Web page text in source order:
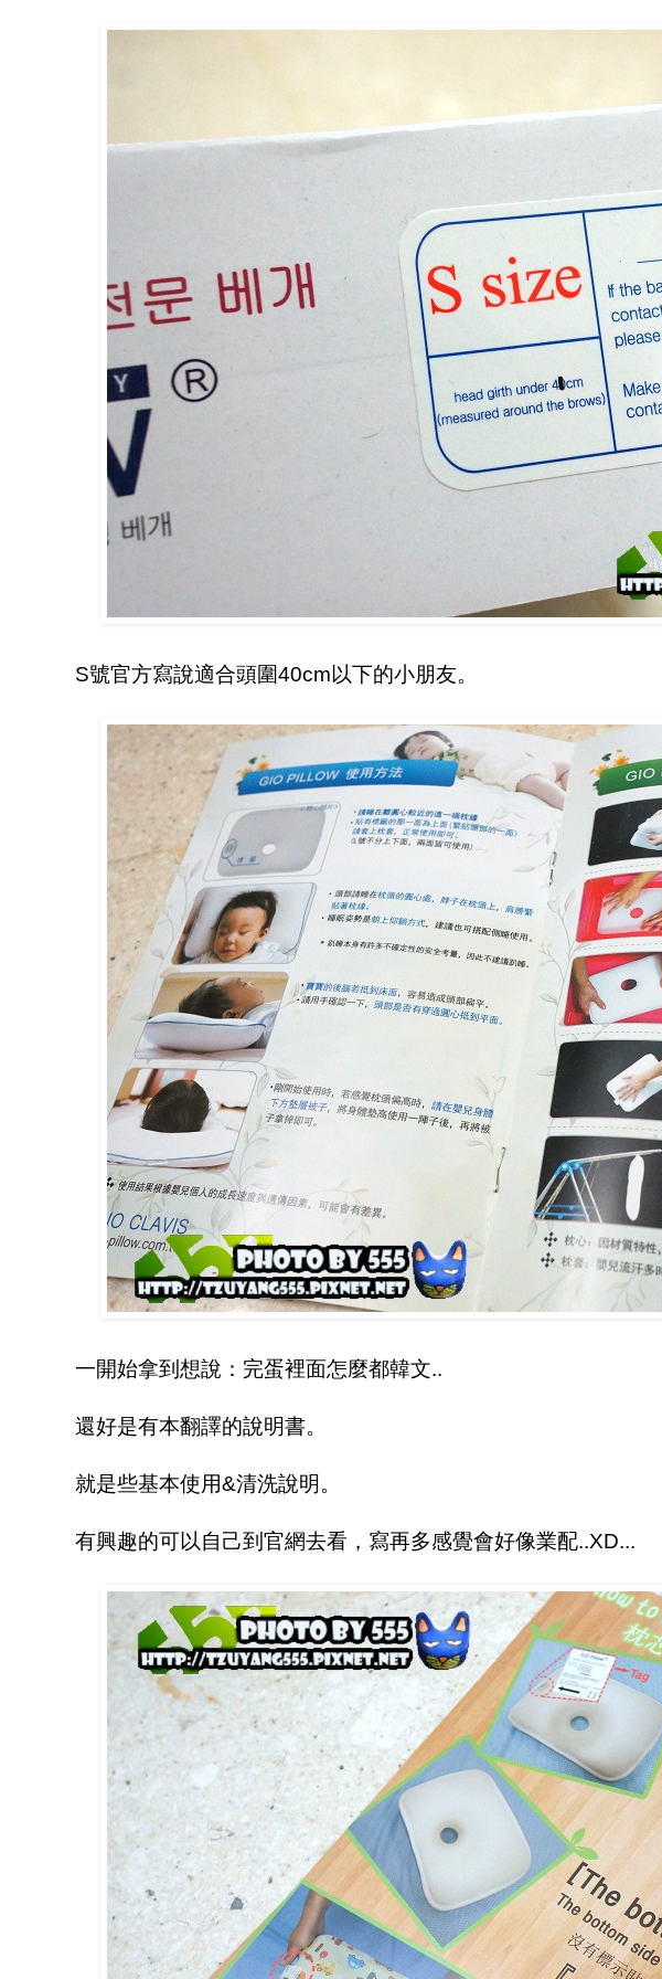
S號官方寫說適合頭圍40cm以下的小朋友。
一開始拿到想說：完蛋裡面怎麼都韓文..
還好是有本翻譯的說明書。
就是些基本使用&清洗說明。
有興趣的可以自己到官網去看，寫再多感覺會好像業配..XD...